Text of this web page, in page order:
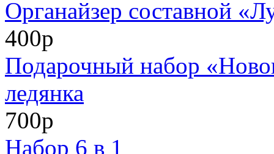
Органайзер составной
400р
Подарочный набор
ледянка
700р
Набор 6 в 1